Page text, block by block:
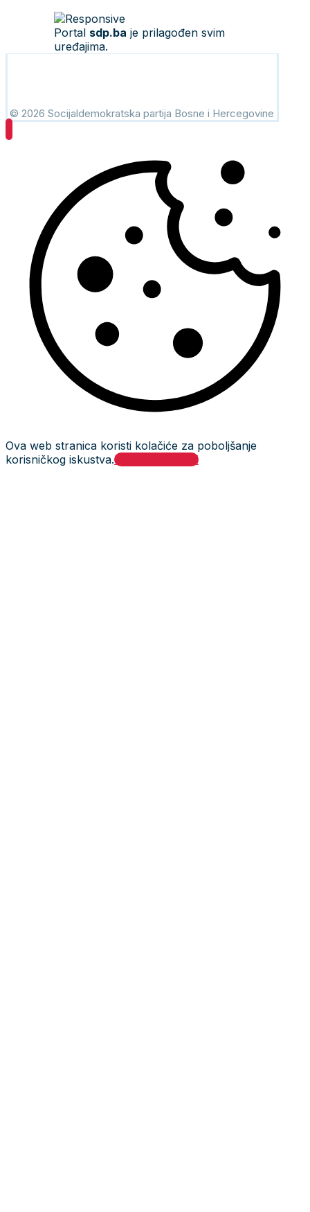
Portal sdp.ba je prilagođen svim
uređajima.
© 2026 Socijaldemokratska partija Bosne i Hercegovine
Ova web stranica koristi kolačiće za poboljšanje
korisničkog iskustva.Prihvati i zatvori